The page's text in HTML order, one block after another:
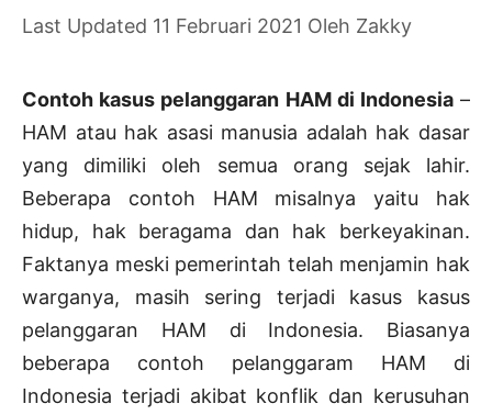
11 Februari 2021 Oleh Zakky
Contoh kasus pelanggaran HAM di Indonesia–
HAM atau hak asasi manusia adalah hak dasar
yang dimiliki oleh semua orang sejak lahir.
Beberapa contoh HAM misalnya yaitu hak
hidup, hak beragama dan hak berkeyakinan.
Faktanya meski pemerintah telah menjamin hak
warganya, masih sering terjadi kasus kasus
pelanggaran HAM di Indonesia. Biasanya
beberapa contoh pelanggaram HAM di
Indonesia terjadi akibat konflik dan kerusuhan